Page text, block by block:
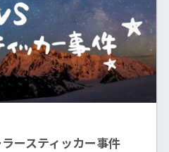
ースティッカー事件